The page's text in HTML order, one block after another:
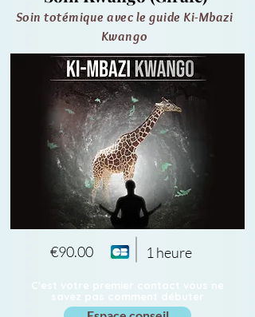
Soin totémique avec le guide Ki-Mbazi
Kwango
€90.00 1 heure
C'est votre premier contact vous ne
savez pas comment débuter